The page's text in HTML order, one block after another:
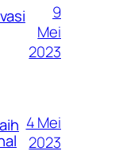
9
Mei
2023
4 Mei
2023